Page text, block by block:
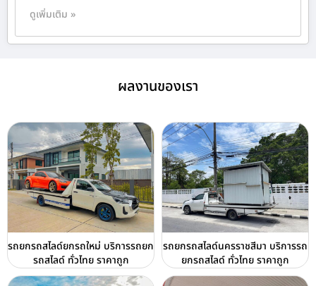
ดูเพิ่มเติม »
ผลงานของเรา
รถยกรถสไลด์ยกรถใหม่ บริการรถยก
รถสไลด์ ทั่วไทย ราคาถูก
รถยกรถสไลด์นครราชสีมา บริการรถ
ยกรถสไลด์ ทั่วไทย ราคาถูก